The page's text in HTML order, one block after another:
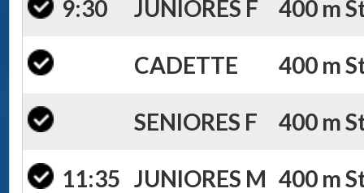
9:30 JUNIORES F 400 m
CADETTE 400 m
SENIORES F 400 m
11:35 JUNIORES M 400 m